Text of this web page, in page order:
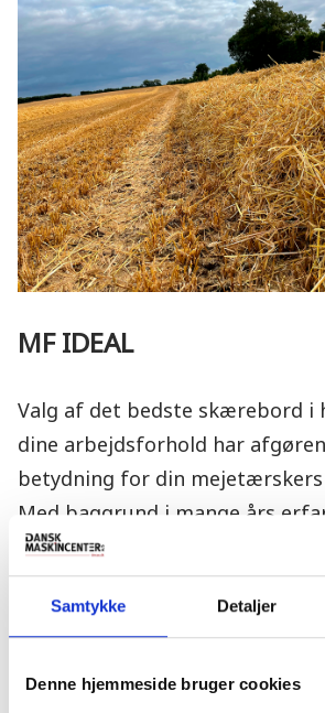
Samtykke Detaljer
Denne hjemmeside bruger cookies
MF IDEAL
Valg af det bedste skærebord i
dine arbejdsforhold har
betydning for din
Med baggrund i mange års
tilbyderMassey Ferguson
det
PowerFlow™ skærebord med
7,70m til 12,20m.
andre mejetærskere har IDEAL